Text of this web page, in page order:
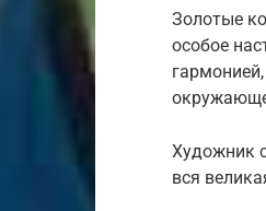
Зо­лотые
особое
Художник
вся